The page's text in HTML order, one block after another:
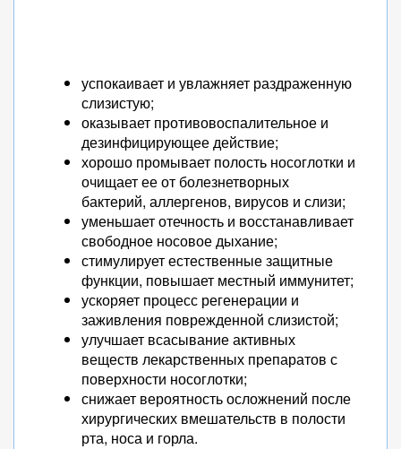
успокаивает и увлажняет раздраженную
слизистую;
оказывает противовоспалительное и
дезинфицирующее действие;
хорошо промывает полость носоглотки и
очищает ее от болезнетворных
бактерий, аллергенов, вирусов и слизи;
уменьшает отечность и восстанавливает
свободное носовое дыхание;
стимулирует естественные защитные
функции, повышает местный иммунитет;
ускоряет процесс регенерации и
заживления поврежденной слизистой;
улучшает всасывание активных
веществ лекарственных препаратов с
поверхности носоглотки;
снижает вероятность осложнений после
хирургических вмешательств в полости
рта, носа и горла.